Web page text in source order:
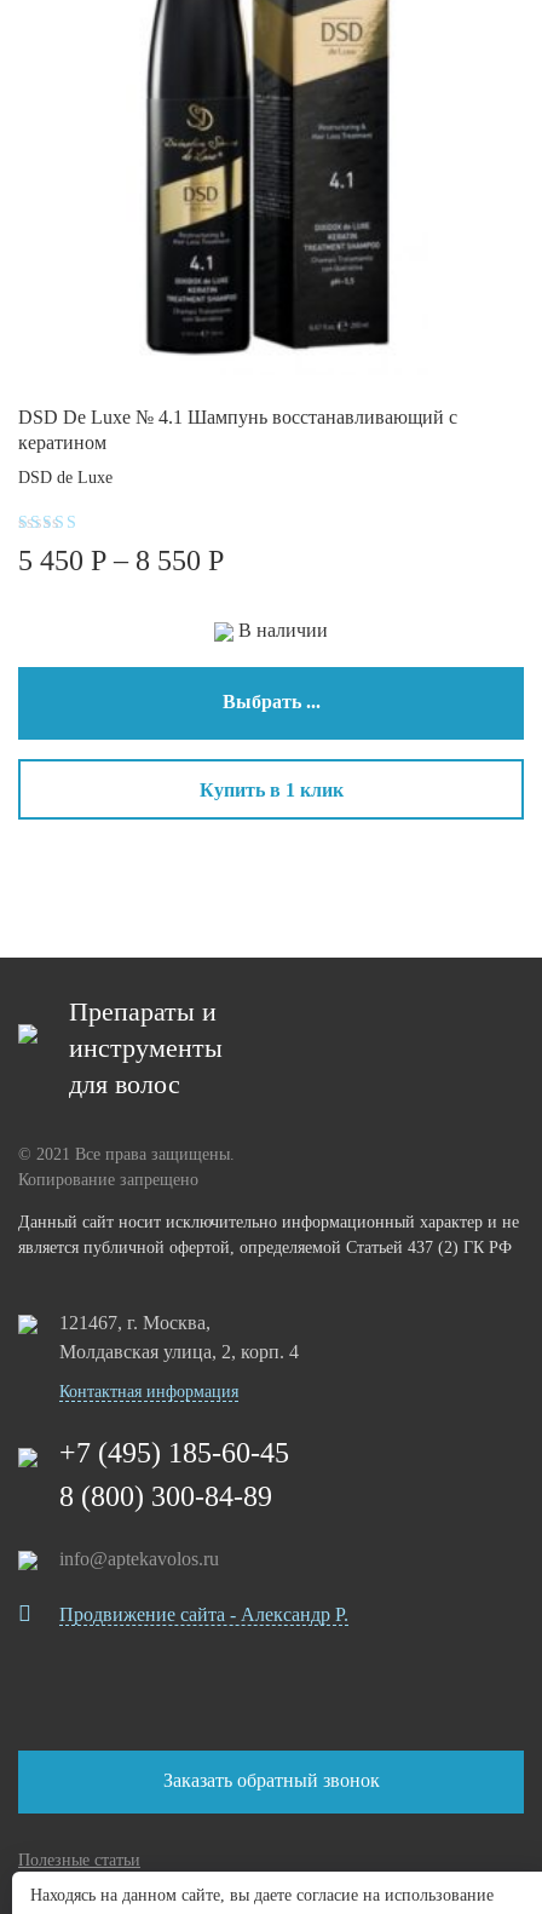
DSD De Luxe № 4.1 Шампунь восстанавливающий с
кератином
DSD de Luxe
Оценка
5.00
5 450 Р– 8 550 Р
В наличии
Выбрать ...
Купить в 1 клик
Препараты и
инструменты
для волос
© 2021 Все права защищены.
Копирование запрещено
Данный сайт носит исключительно информационный характер и не
является публичной офертой, определяемой Статьей 437 (2) ГК РФ
121467, г. Москва,
Молдавская улица, 2, корп. 4
Контактная информация
+7 (495) 185-60-45
8 (800) 300-84-89
info@aptekavolos.ru
Продвижение сайта - Александр Р.
Заказать обратный звонок
Полезные статьи
Политика конфиденциальности
Находясь на данном сайте, вы даете согласие на использование